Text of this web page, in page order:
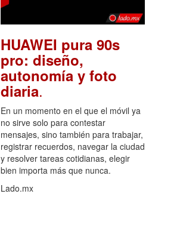
HUAWEI pura 90s
pro: diseño,
autonomía y foto
diaria.
En un momento en el que el móvil ya
no sirve solo para contestar
mensajes, sino también para trabajar,
registrar recuerdos, navegar la ciudad
y resolver tareas cotidianas, elegir
bien importa más que nunca.
Lado.mx